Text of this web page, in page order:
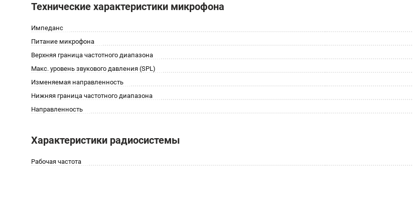
Технические характеристики микрофона
Импеданс
Питание микрофона
Верхняя граница частотного диапазона
Макс. уровень звукового давления (SPL)
Изменяемая направленность
Нижняя граница частотного диапазона
Направленность
Характеристики радиосистемы
Рабочая частота